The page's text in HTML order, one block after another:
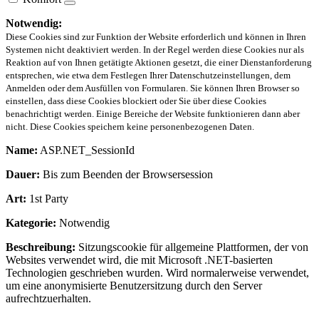
Notwendig:
Diese Cookies sind zur Funktion der Website erforderlich und können in Ihren
Systemen nicht deaktiviert werden. In der Regel werden diese Cookies nur als
Reaktion auf von Ihnen getätigte Aktionen gesetzt, die einer Dienstanforderung
entsprechen, wie etwa dem Festlegen Ihrer Datenschutzeinstellungen, dem
Anmelden oder dem Ausfüllen von Formularen. Sie können Ihren Browser so
einstellen, dass diese Cookies blockiert oder Sie über diese Cookies
benachrichtigt werden. Einige Bereiche der Website funktionieren dann aber
nicht. Diese Cookies speichern keine personenbezogenen Daten.
Name: ASP.NET_SessionId
Dauer: Bis zum Beenden der Browsersession
Art: 1st Party
Kategorie: Notwendig
Beschreibung: Sitzungscookie für allgemeine Plattformen, der von
Websites verwendet wird, die mit Microsoft .NET-basierten
Technologien geschrieben wurden. Wird normalerweise verwendet,
um eine anonymisierte Benutzersitzung durch den Server
aufrechtzuerhalten.